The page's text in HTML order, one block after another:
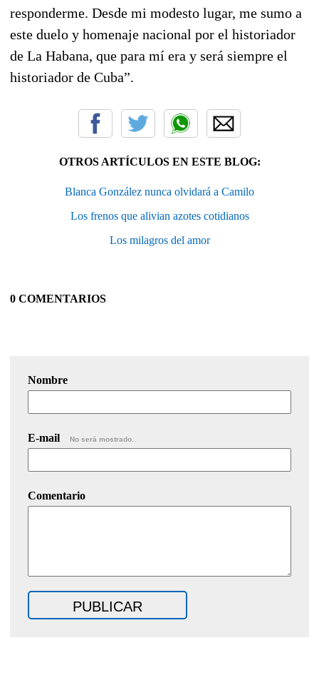
responderme. Desde mi modesto lugar, me sumo a
este duelo y homenaje nacional por el historiador
de La Habana, que para mí era y será siempre el
historiador de Cuba”.
OTROS ARTÍCULOS EN ESTE BLOG:
Blanca González nunca olvidará a Camilo
Los frenos que alivian azotes cotidianos
Los milagros del amor
0 COMENTARIOS
Nombre
E-mail No será mostrado.
Comentario